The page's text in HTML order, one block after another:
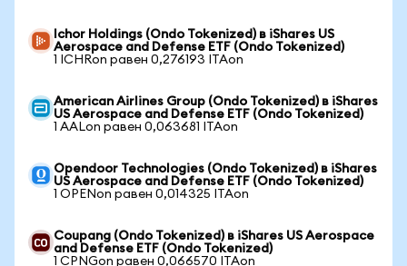
Ichor Holdings (Ondo Tokenized) в iShares US
Aerospace and Defense ETF (Ondo Tokenized)
1 ICHRon равен 0,276193 ITAon
American Airlines Group (Ondo Tokenized) в iShares
US Aerospace and Defense ETF (Ondo Tokenized)
1 AALon равен 0,063681 ITAon
Opendoor Technologies (Ondo Tokenized) в iShares
US Aerospace and Defense ETF (Ondo Tokenized)
1 OPENon равен 0,014325 ITAon
Coupang (Ondo Tokenized) в iShares US Aerospace
and Defense ETF (Ondo Tokenized)
1 CPNGon равен 0,066570 ITAon